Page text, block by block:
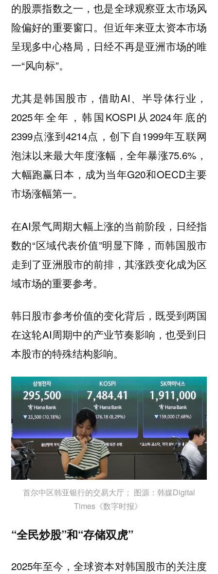
的股票指数之一，也是全球观察亚太市场风
险偏好的重要窗口。但近年来亚太资本市场
呈现多中心格局，日经不再是亚洲市场的唯
一“风向标”。
尤其是韩国股市，借助AI、半导体行业，
2025年全年，韩国KOSPI从2024年底的
2399点涨到4214点，创下自1999年互联网
泡沫以来最大年度涨幅，全年暴涨75.6%，
大幅跑赢日本，成为当年G20和OECD主要
市场涨幅第一。
在AI景气周期大幅上涨的当前阶段，日经指
数的“区域代表价值”明显下降，而韩国股市
走到了亚洲股市的前排，其涨跌变化成为区
域市场的重要参考。
韩日股市参考价值的变化背后，既受到两国
在这轮AI周期中的产业节奏影响，也受到日
本股市的特殊结构影响。
首尔中区韩亚银行的交易大厅； 图源：韩媒Digital
Times《数字时报》
“全民炒股”和“存储双虎”
2025年至今，全球资本对韩国股市的关注度